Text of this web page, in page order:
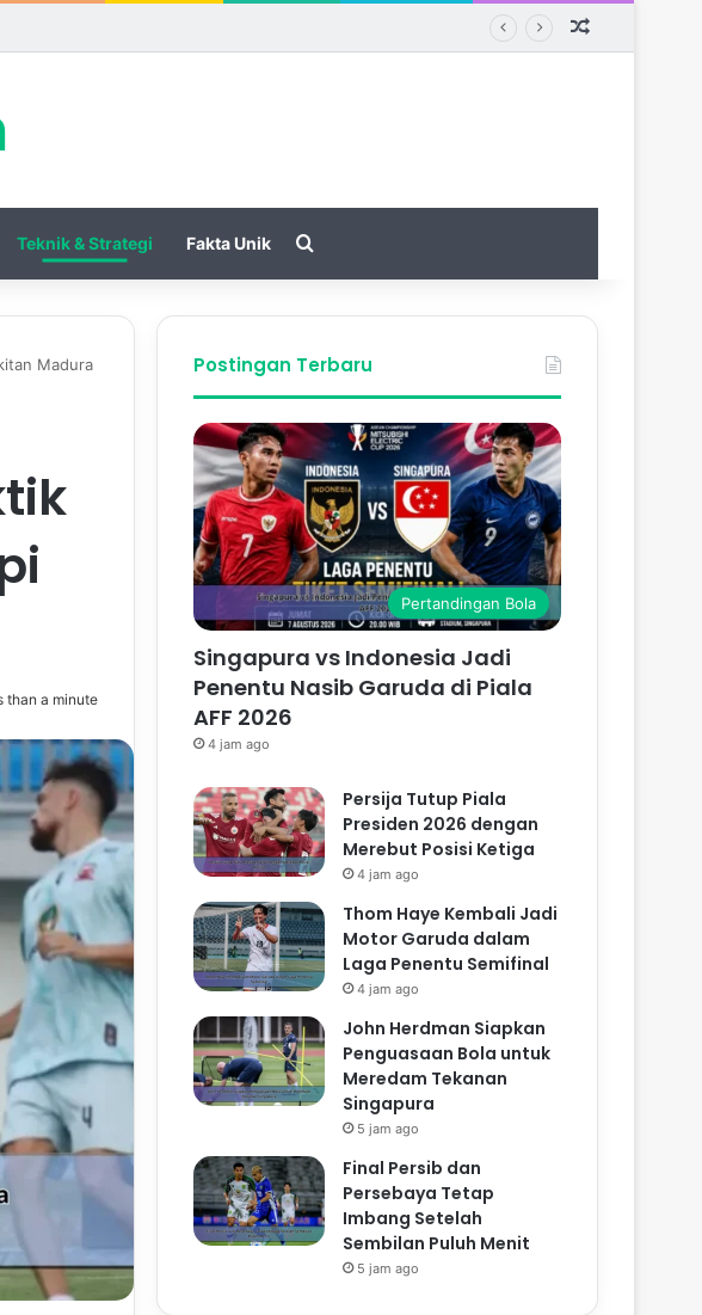
Teknik & Strategi Fakta Unik
Madura
than a minute
Postingan Terbaru
Pertandingan Bola
Singapura vs Indonesia Jadi
Penentu Nasib Garuda di Piala
AFF 2026
4 jam ago
Persija Tutup Piala
Presiden 2026 dengan
Merebut Posisi Ketiga
4 jam ago
Thom Haye Kembali Jadi
Motor Garuda dalam
Laga Penentu Semifinal
4 jam ago
John Herdman Siapkan
Penguasaan Bola untuk
Meredam Tekanan
Singapura
5 jam ago
Final Persib dan
Persebaya Tetap
Imbang Setelah
Sembilan Puluh Menit
5 jam ago